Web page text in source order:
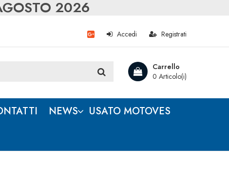
2026
Registrati
Accedi
Carrello
0 Articolo(i)
NEWS
USATO MOTOVES